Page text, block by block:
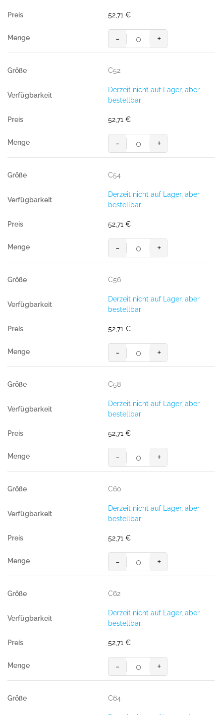
52,71 €
MASCOT® PISA SHORTS
Menge
- +
C52
Derzeit nicht auf Lager, aber
bestellbar
52,71 €
MASCOT® PISA SHORTS
Menge
- +
C54
Derzeit nicht auf Lager, aber
bestellbar
52,71 €
MASCOT® PISA SHORTS
Menge
- +
C56
Derzeit nicht auf Lager, aber
bestellbar
52,71 €
MASCOT® PISA SHORTS
Menge
- +
C58
Derzeit nicht auf Lager, aber
bestellbar
52,71 €
MASCOT® PISA SHORTS
Menge
- +
C60
Derzeit nicht auf Lager, aber
bestellbar
52,71 €
MASCOT® PISA SHORTS
Menge
- +
C62
Derzeit nicht auf Lager, aber
bestellbar
52,71 €
MASCOT® PISA SHORTS
Menge
- +
C64